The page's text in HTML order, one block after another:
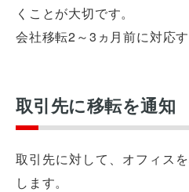
くことが大切です。
会社移転2～3ヵ月前に対応
取引先に移転を通知
取引先に対して、オフィス
します。